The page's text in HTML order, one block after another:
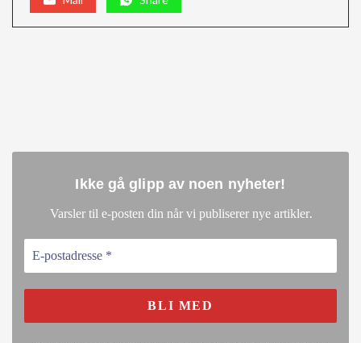
Ikke gå glipp av noen nyheter!
Varsler til e-posten din når vi publiserer nye artikler.